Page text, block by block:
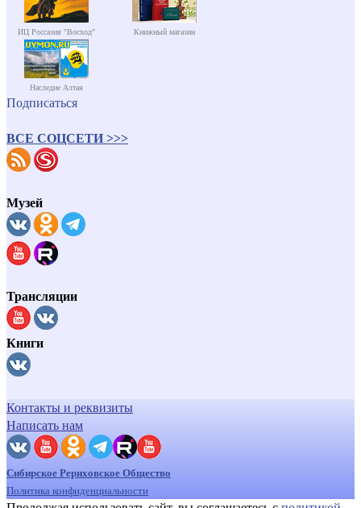
ИЦ Россазия "Восход" Книжный магазин
Наследие Алтая
Подписаться
ВСЕ СОЦСЕТИ >>>
Музей
Трансляции
Книги
Контакты и реквизиты
Написать нам
Сибирское Рериховское Общество
Политика конфиденциальности